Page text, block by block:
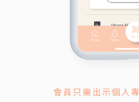
會員只需出示個人